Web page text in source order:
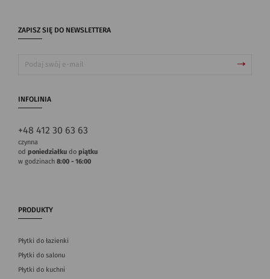
ZAPISZ SIĘ DO NEWSLETTERA
INFOLINIA
+48 412 30 63 63
czynna
od poniedziałku do piątku
w godzinach 8:00 - 16:00
PRODUKTY
Płytki do łazienki
Płytki do salonu
Płytki do kuchni